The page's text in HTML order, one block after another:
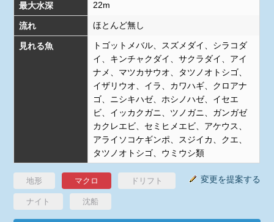
最大水深 22m
流れ ほとんど無し
見れる魚
トゴットメバル、スズメダイ、シラコダ
イ、キンチャクダイ、サクラダイ、アイ
ナメ、マツカサウオ、タツノオトシゴ、
イザリウオ、イラ、カワハギ、クロアナ
ゴ、ニシキハゼ、ホシノハゼ、イセエ
ビ、イッカクガニ、ツノガニ、ガンガゼ
カクレエビ、セミヒメエビ、アケウス、
アライソコケギンポ、スジイカ、クエ、
タツノオトシゴ、ウミウシ類
変更を提案する
地形 マクロ ドリフト
ナイト 沈船